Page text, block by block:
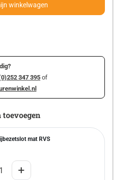
winkelwagen
347 395 of
mat RVS
+